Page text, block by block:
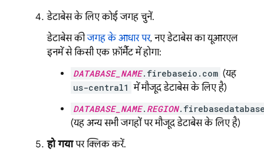
डेटाबेस के लिए कोई जगह चुनें.
डेटाबेस कीजगह के आधार पर, नए डेटाबेस का यूआरएल
इनमें से किसी एक फ़ॉर्मैट में होगा:
DATABASE_NAME.firebaseio.com (यह
us-central1 में मौजूद डेटाबेस के लिए है)
DATABASE_NAME. REGION
(यह अन्य सभी जगहों पर मौजूद डेटाबेस के लिए है)
हो गयापर क्लिक करें.